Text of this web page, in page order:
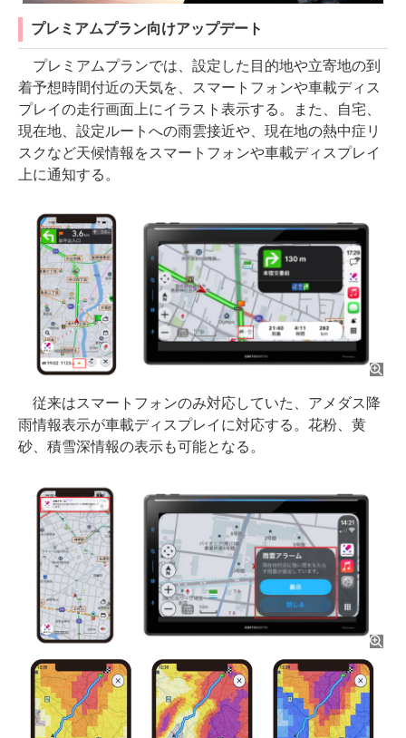
プレミアムプラン向けアップデート
プレミアムプランでは、設定した目的地や立寄地の到
着予想時間付近の天気を、スマートフォンや車載ディス
プレイの走行画面上にイラスト表示する。また、自宅、
現在地、設定ルートへの雨雲接近や、現在地の熱中症リ
スクなど天候情報をスマートフォンや車載ディスプレイ
上に通知する。
従来はスマートフォンのみ対応していた、アメダス降
雨情報表示が車載ディスプレイに対応する。花粉、黄
砂、積雪深情報の表示も可能となる。